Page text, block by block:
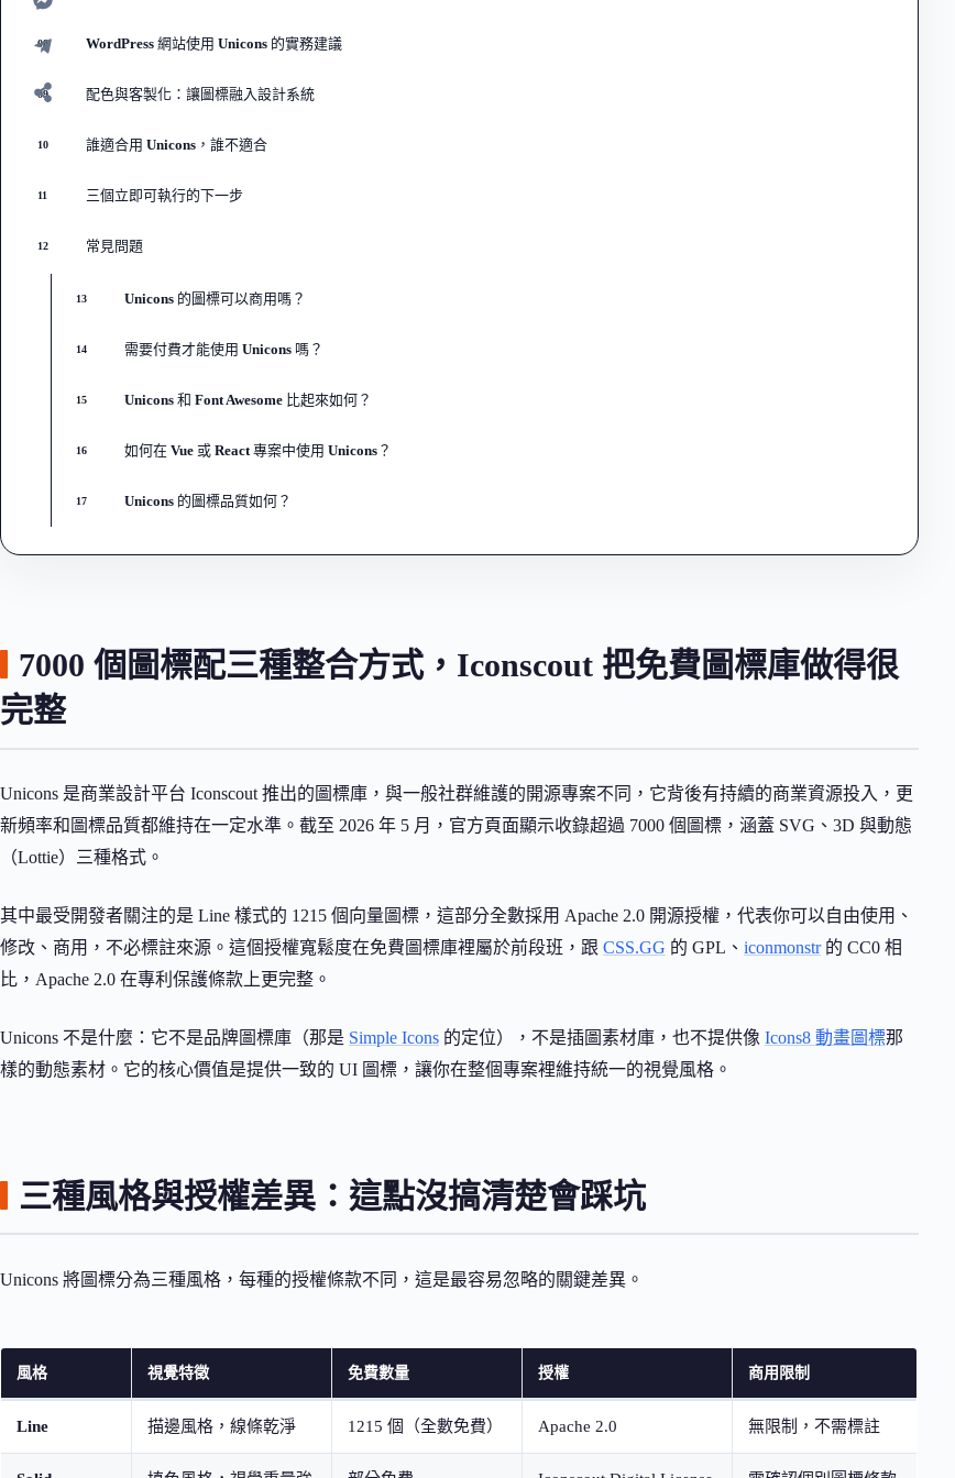
08 WordPress 網站使用 Unicons 的實務建議
09 配色與客製化：讓圖標融入設計系統
10 誰適合用 Unicons，誰不適合
11 三個立即可執行的下一步
12 常見問題
13 Unicons 的圖標可以商用嗎？
14 需要付費才能使用 Unicons 嗎？
15 Unicons 和 Font Awesome 比起來如何？
16 如何在 Vue 或 React 專案中使用 Unicons？
17 Unicons 的圖標品質如何？
7000 個圖標配三種整合方式，Iconscout 把免費圖標庫做得很
完整
Unicons 是商業設計平台 Iconscout 推出的圖標庫，與一般社群維護的開源專案不同，它背後有持續的商業資源投入，更
新頻率和圖標品質都維持在一定水準。截至 2026 年 5 月，官方頁面顯示收錄超過 7000 個圖標，涵蓋 SVG、3D 與動態
（Lottie）三種格式。
其中最受開發者關注的是 Line 樣式的 1215 個向量圖標，這部分全數採用 Apache 2.0 開源授權，代表你可以自由使用、
修改、商用，不必標註來源。這個授權寬鬆度在免費圖標庫裡屬於前段班，跟 CSS.GG 的 GPL、 iconmonstr的 CC0 相
比，Apache 2.0 在專利保護條款上更完整。
Unicons 不是什麼：它不是品牌圖標庫（那是 Simple Icons 的定位），不是插圖素材庫，也不提供像 Icons8 動畫圖標那
樣的動態素材。它的核心價值是提供一致的 UI 圖標，讓你在整個專案裡維持統一的視覺風格。
三種風格與授權差異：這點沒搞清楚會踩坑
Unicons 將圖標分為三種風格，每種的授權條款不同，這是最容易忽略的關鍵差異。
風格 視覺特徵 免費數量 授權 商用限制
Line 描邊風格，線條乾淨 1215 個（全數免費） Apache 2.0 無限制，不需標註